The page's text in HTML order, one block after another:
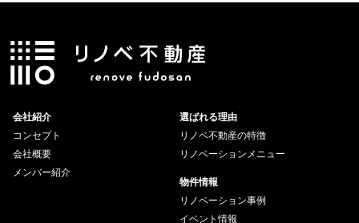
会社紹介
コンセプト
会社概要
メンバー紹介
選ばれる理由
リノベ不動産の特徴
リノベーションメニュー
物件情報
リノベーション事例
イベント情報